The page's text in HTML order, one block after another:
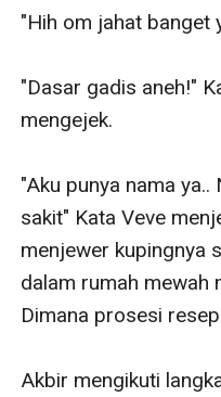
"Hih om jahat banget
"Dasar gadis aneh!"
mengejek.
"Aku punya nama
sakit" Kata Veve
menjewer kupingnya
dalam rumah mewah
Dimana prosesi
Akbir mengikuti